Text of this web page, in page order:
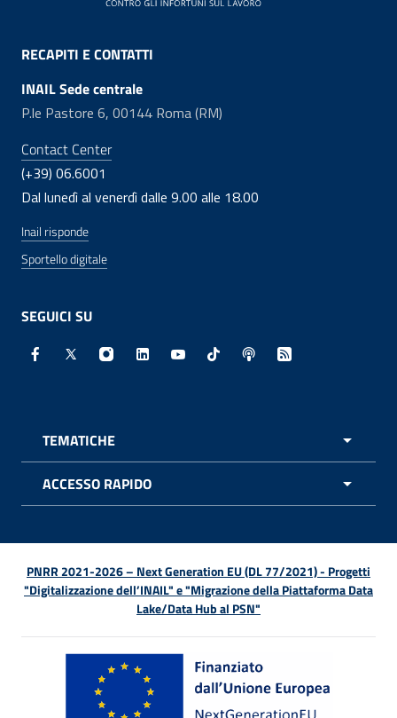
RECAPITI E CONTATTI
INAIL Sede centrale
P.le Pastore 6, 00144 Roma (RM)
Contact Center
(+39) 06.6001
Dal lunedì al venerdì dalle 9.00 alle 18.00
Inail risponde
Sportello digitale
SEGUICI SU
Facebook - Sito esterno - Apertura in nuova finestra
X - Sito esterno - Apertura in nuova finestra
Instagram - Sito esterno - Apertura in
Linkedin - Sito esterno - Apertura in
Youtube - Sito esterno -
TikTok - Sito esterno -
Spreaker - Sito
Feed RSS -
TEMATICHE
ACCESSO RAPIDO
PNRR 2021-2026 – Next Generation EU (DL 77/2021) - Progetti
"Digitalizzazione dell’INAIL" e "Migrazione della Piattaforma Data
Lake/Data Hub al PSN"